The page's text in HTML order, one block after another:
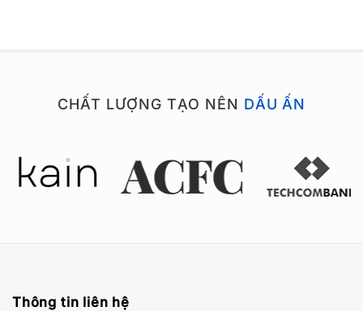
CHẤT LƯỢNG TẠO NÊN DẤU ẤN
Thông tin liên hệ